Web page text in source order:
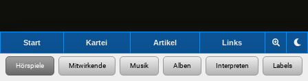
Start Kartei Artikel Links